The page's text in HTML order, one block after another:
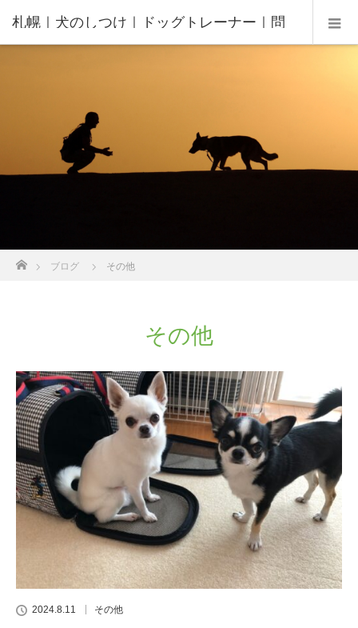
札幌｜犬のしつけ｜ドッグトレーナー｜問
んの家庭教師®️
ブログ その他
その他
2024.8.11 その他